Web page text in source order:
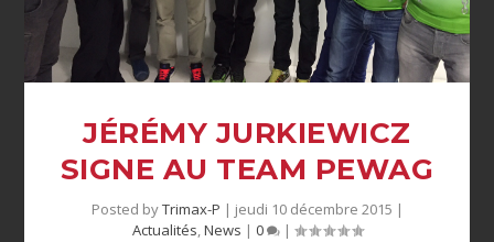
JÉRÉMY JURKIEWICZ
SIGNE AU TEAM PEWAG
Posted byTrimax-P | jeudi 10 décembre 2015 |
Actualités,News | 0 |